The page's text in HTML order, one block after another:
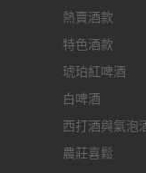
熱賣酒款
特色酒款
琥珀紅啤酒
白啤酒
西打酒與氣泡
農莊喜鬆